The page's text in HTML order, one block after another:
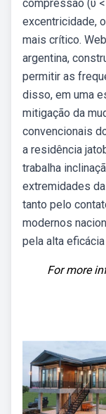
compressão (υ
excentricidade,
mais crítico.
argentina,
permitir as
disso, em uma
mitigação da
convencionais
a residência
trabalha
extremidades
tanto pelo
modernos
pela alta
For more